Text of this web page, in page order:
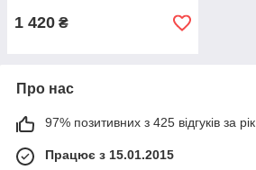
1 420 ₴
Про нас
97% позитивних з 425 відгуків за рік
Працює з 15.01.2015